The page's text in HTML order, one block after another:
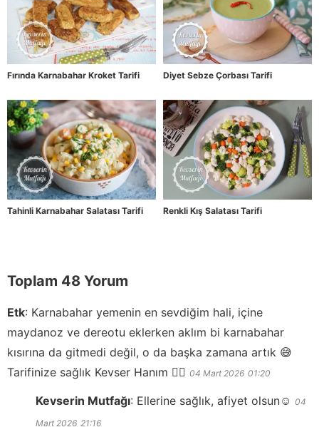
Fırında Karnabahar Kroket Tarifi Diyet Sebze Çorbası Tarifi
Tahinli Karnabahar Salatası Tarifi Renkli Kış Salatası Tarifi
Toplam 48 Yorum
Etk: Karnabahar yemenin en sevdiğim hali, içine
maydanoz ve dereotu eklerken aklım bi karnabahar
kısırına da gitmedi değil, o da başka zamana artık 😅
Tarifinize sağlık Kevser Hanım 👍🏽 04 Mart 2026 01:20
Kevserin Mutfağı: Ellerine sağlık, afiyet olsun☺️ 04
Mart 2026 21:16